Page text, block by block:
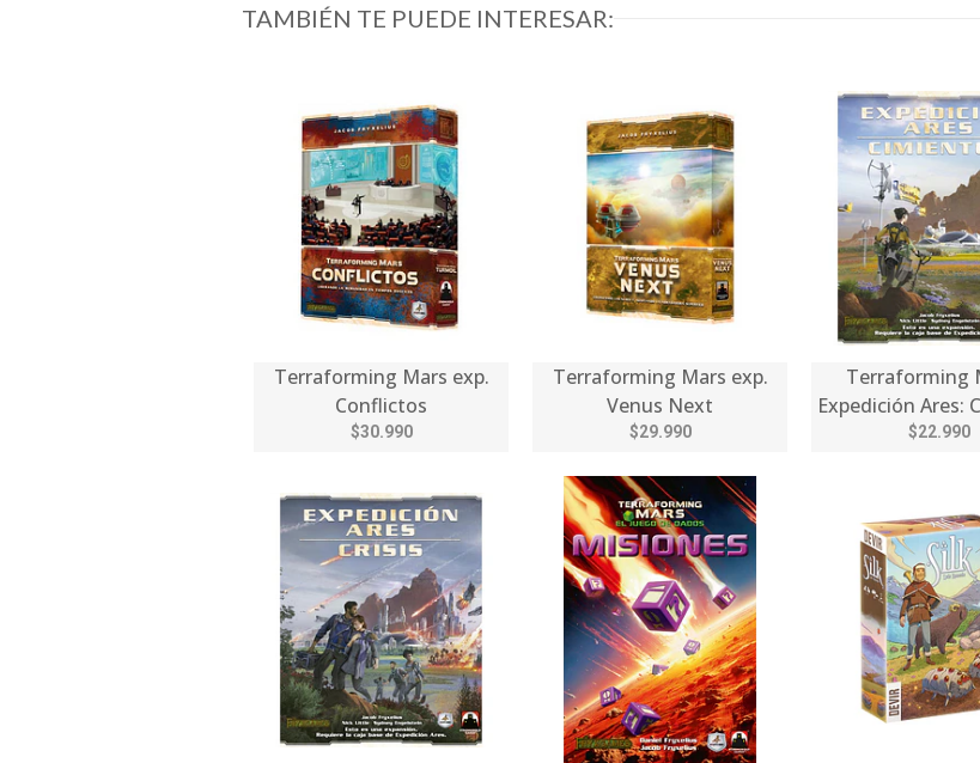
TAMBIÉN TE PUEDE INTERESAR:
Terraforming Mars exp.
Conflictos
$30.990
Terraforming Mars exp.
Venus Next
$29.990
Terraforming
Expedición Ares:
$22.990